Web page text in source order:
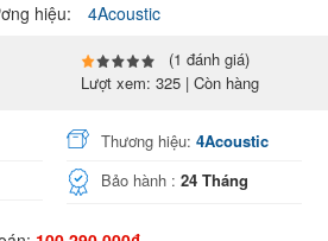
hiệu: 4Acoustic
(1 đánh giá)
Lượt xem: 325 | Còn hàng
Thương hiệu:4Acoustic
Bảo hành :24 Tháng